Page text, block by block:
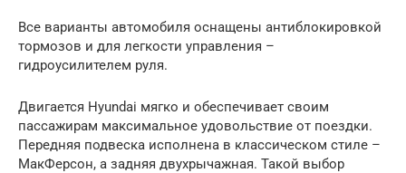
Все варианты автомобиля оснащены антиблокировкой
тормозов и для легкости управления –
гидроусилителем руля.
Двигается Hyundai мягко и обеспечивает своим
пассажирам максимальное удовольствие от поездки.
Передняя подвеска исполнена в классическом стиле –
МакФерсон, а задняя двухрычажная. Такой выбор